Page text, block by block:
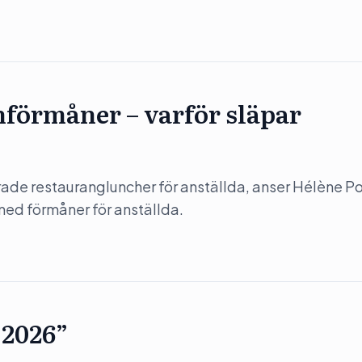
– varför släpar
restaurangluncher för anställda, anser Hélène
förmåner för anställda.